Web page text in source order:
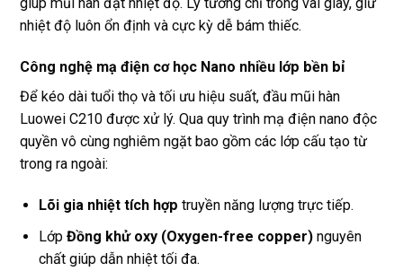
nhiệt độ luôn ổn định và cực kỳ dễ bám thiếc.
Công nghệ mạ điện cơ học Nano nhiều lớp bền bỉ
Để kéo dài tuổi thọ và tối ưu hiệu suất, đầu mũi hàn
Luowei C210 được xử lý. Qua quy trình mạ điện nano độc
quyền vô cùng nghiêm ngặt bao gồm các lớp cấu tạo từ
trong ra ngoài:
Lõi gia nhiệt tích hợp truyền năng lượng trực tiếp.
Lớp Đồng khử oxy (Oxygen-free copper) nguyên
chất giúp dẫn nhiệt tối đa.